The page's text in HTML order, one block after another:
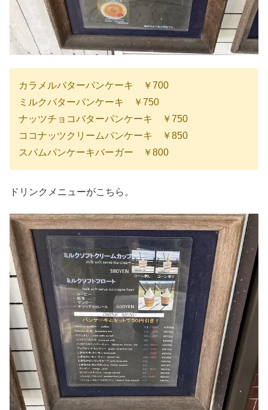
カラメルバターパンケーキ ￥700
ミルクバターパンケーキ ￥750
ナッツチョコバターパンケーキ ￥750
ココナッツクリームパンケーキ ￥850
スパムパンケーキバーガー ￥800
ドリンクメニューがこちら。